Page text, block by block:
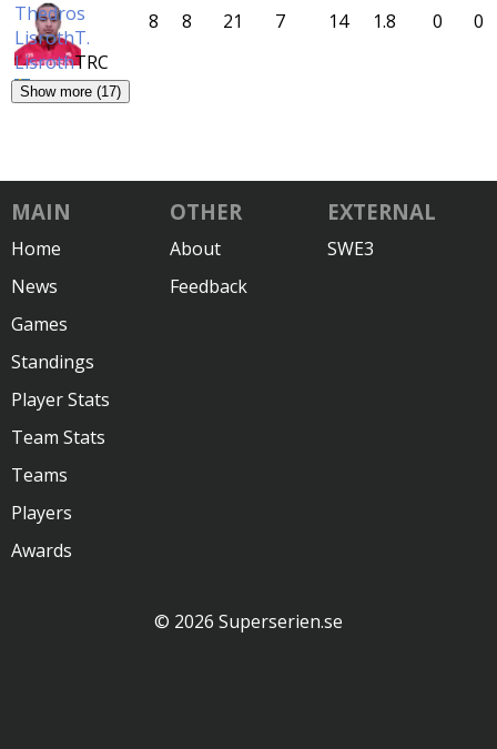
Thedros
LisrothT.
LisrothTRC
8 8 21 7 14 1.8 0 0
Show more (17)
MAIN
Home
News
Games
Standings
Player Stats
Team Stats
Teams
Players
Awards
OTHER
About
Feedback
EXTERNAL
SWE3
© 2026 Superserien.se